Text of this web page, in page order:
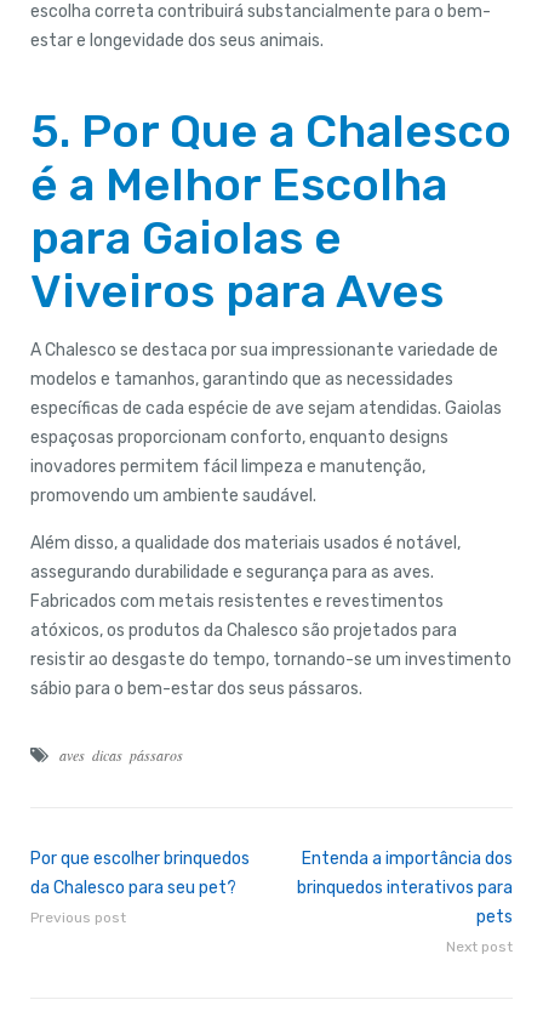
escolha correta contribuirá substancialmente para o bem-
estar e longevidade dos seus animais.
5. Por Que a Chalesco
é a Melhor Escolha
para Gaiolas e
Viveiros para Aves
A Chalesco se destaca por sua impressionante variedade de
modelos e tamanhos, garantindo que as necessidades
específicas de cada espécie de ave sejam atendidas. Gaiolas
espaçosas proporcionam conforto, enquanto designs
inovadores permitem fácil limpeza e manutenção,
promovendo um ambiente saudável.
Além disso, a qualidade dos materiais usados é notável,
assegurando durabilidade e segurança para as aves.
Fabricados com metais resistentes e revestimentos
atóxicos, os produtos da Chalesco são projetados para
resistir ao desgaste do tempo, tornando-se um investimento
sábio para o bem-estar dos seus pássaros.
aves dicas pássaros
Por que escolher brinquedos
da Chalesco para seu pet?
Previous post
Entenda a importância dos
brinquedos interativos para
pets
Next post